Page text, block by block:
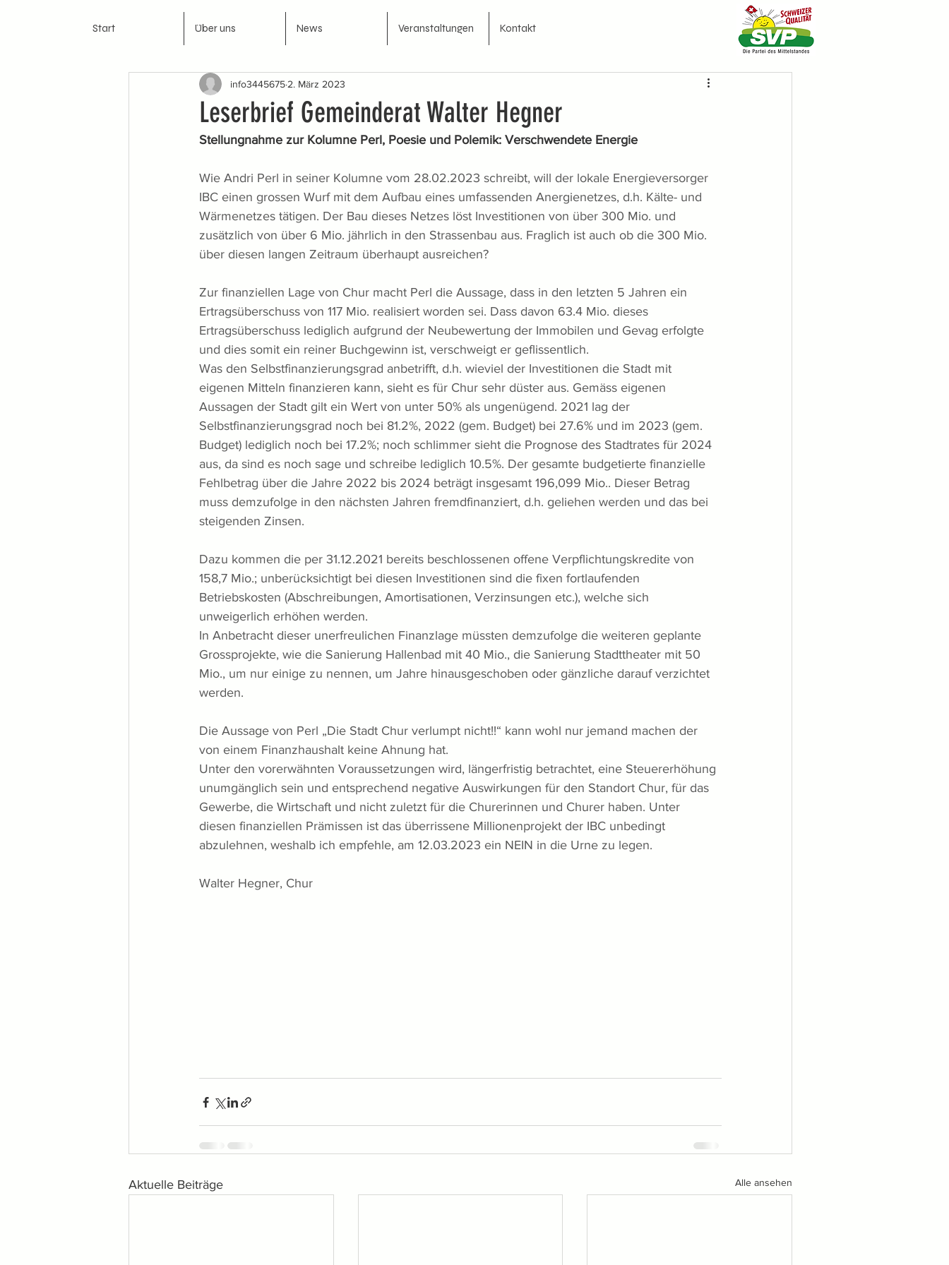
Start Über uns News Veranstaltungen Kontakt
Leserbrief Gemeinderat Walter Hegner
info3445675 2. März 2023
Stellungnahme zur Kolumne Perl, Poesie und Polemik: Verschwendete Energie
Wie Andri Perl in seiner Kolumne vom 28.02.2023 schreibt, will der lokale Energieversorger
IBC einen grossen Wurf mit dem Aufbau eines umfassenden Anergienetzes, d.h. Kälte- und
Wärmenetzes tätigen. Der Bau dieses Netzes löst Investitionen von über 300 Mio. und
zusätzlich von über 6 Mio. jährlich in den Strassenbau aus. Fraglich ist auch ob die 300 Mio.
über diesen langen Zeitraum überhaupt ausreichen?
Zur finanziellen Lage von Chur macht Perl die Aussage, dass in den letzten 5 Jahren ein
Ertragsüberschuss von 117 Mio. realisiert worden sei. Dass davon 63.4 Mio. dieses
Ertragsüberschuss lediglich aufgrund der Neubewertung der Immobilen und Gevag erfolgte
und dies somit ein reiner Buchgewinn ist, verschweigt er geflissentlich.
Was den Selbstfinanzierungsgrad anbetrifft, d.h. wieviel der Investitionen die Stadt mit
eigenen Mitteln finanzieren kann, sieht es für Chur sehr düster aus. Gemäss eigenen
Aussagen der Stadt gilt ein Wert von unter 50% als ungenügend. 2021 lag der
Selbstfinanzierungsgrad noch bei 81.2%, 2022 (gem. Budget) bei 27.6% und im 2023 (gem.
Budget) lediglich noch bei 17.2%; noch schlimmer sieht die Prognose des Stadtrates für 2024
aus, da sind es noch sage und schreibe lediglich 10.5%. Der gesamte budgetierte finanzielle
Fehlbetrag über die Jahre 2022 bis 2024 beträgt insgesamt 196,099 Mio.. Dieser Betrag
muss demzufolge in den nächsten Jahren fremdfinanziert, d.h. geliehen werden und das bei
steigenden Zinsen.
Dazu kommen die per 31.12.2021 bereits beschlossenen offene Verpflichtungskredite von
158,7 Mio.; unberücksichtigt bei diesen Investitionen sind die fixen fortlaufenden
Betriebskosten (Abschreibungen, Amortisationen, Verzinsungen etc.), welche sich
unweigerlich erhöhen werden.
In Anbetracht dieser unerfreulichen Finanzlage müssten demzufolge die weiteren geplante
Grossprojekte, wie die Sanierung Hallenbad mit 40 Mio., die Sanierung Stadttheater mit 50
Mio., um nur einige zu nennen, um Jahre hinausgeschoben oder gänzliche darauf verzichtet
werden.
Die Aussage von Perl „Die Stadt Chur verlumpt nicht!!“ kann wohl nur jemand machen der
von einem Finanzhaushalt keine Ahnung hat.
Unter den vorerwähnten Voraussetzungen wird, längerfristig betrachtet, eine Steuererhöhung
unumgänglich sein und entsprechend negative Auswirkungen für den Standort Chur, für das
Gewerbe, die Wirtschaft und nicht zuletzt für die Churerinnen und Churer haben. Unter
diesen finanziellen Prämissen ist das überrissene Millionenprojekt der IBC unbedingt
abzulehnen, weshalb ich empfehle, am 12.03.2023 ein NEIN in die Urne zu legen.
Walter Hegner, Chur
Aktuelle Beiträge Alle ansehen